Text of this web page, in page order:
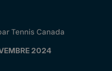
Tennis Canada
2024